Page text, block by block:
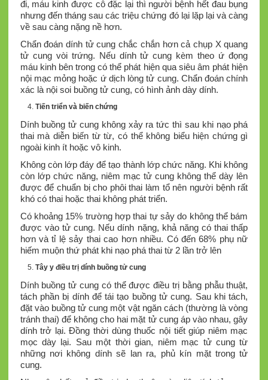
đi, máu kinh được cô đặc lại thì người bệnh hết đau bụng
nhưng đến tháng sau các triệu chứng đó lại lặp lại và càng
về sau càng nặng nề hơn.
Chẩn đoán dính tử cung chắc chắn hơn cả chụp X quang
tử cung vòi trứng. Nếu dính tử cung kèm theo ứ đọng
máu kinh bên trong có thể phát hiện qua siêu âm phát hiện
nội mạc mỏng hoặc ứ dịch lòng tử cung. Chẩn đoán chính
xác là nội soi buồng tử cung, có hình ảnh dày dính.
Tiến triển và biến chứng
Dính buồng tử cung không xảy ra tức thì sau khi nạo phá
thai mà diễn biến từ từ, có thể không biểu hiện chứng gì
ngoài kinh ít hoặc vô kinh.
Không còn lớp đáy để tạo thành lớp chức năng. Khi không
còn lớp chức năng, niêm mạc tử cung không thể dày lên
được để chuẩn bị cho phôi thai làm tổ nên người bệnh rất
khó có thai hoặc thai không phát triển.
Có khoảng 15% trường hợp thai tự sảy do không thể bám
được vào tử cung. Nếu dính nặng, khả năng có thai thấp
hơn và tỉ lệ sảy thai cao hơn nhiều. Có đến 68% phụ nữ
hiếm muộn thứ phát khi nạo phá thai từ 2 lần trở lên
Tây y điều trị dính buồng tử cung
Dính buồng tử cung có thể được điều trị bằng phẫu thuật,
tách phần bị dính để tái tạo buồng tử cung. Sau khi tách,
đặt vào buồng tử cung một vật ngăn cách (thường là vòng
tránh thai) để không cho hai mặt tử cung áp vào nhau, gây
dính trở lại. Đồng thời dùng thuốc nội tiết giúp niêm mạc
mọc dày lại. Sau một thời gian, niêm mạc tử cung từ
những nơi không dính sẽ lan ra, phủ kín mặt trong tử
cung.